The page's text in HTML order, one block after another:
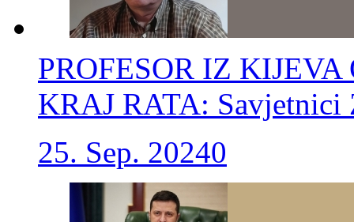
PROFESOR IZ
KRAJ RATA: Savjetnici
25. Sep. 20240